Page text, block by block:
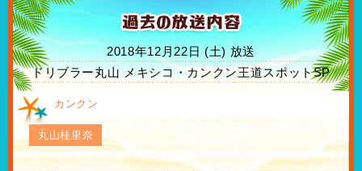
2018年12月22日 (土) 放送
ドリブラー丸山 メキシコ・カンクン王道スポットSP
カンクン
丸山桂里奈